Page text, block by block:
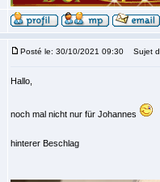
Posté le: 30/10/2021 09:30 Sujet
Hallo,
noch mal nicht nur für Johannes
hinterer Beschlag